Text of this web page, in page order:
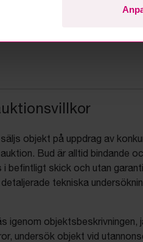
objekt på uppdrag av
Bud är alltid bindande
i befintligt skick och utan
tekniska
igenom
undersök objekt vid